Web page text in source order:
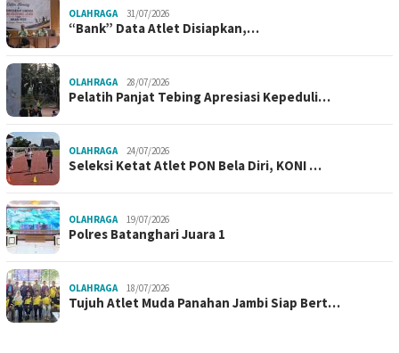
OLAHRAGA 31/07/2026
“Bank” Data Atlet Disiapkan,…
OLAHRAGA 28/07/2026
Pelatih Panjat Tebing Apresiasi Kepeduli…
OLAHRAGA 24/07/2026
Seleksi Ketat Atlet PON Bela Diri, KONI …
OLAHRAGA 19/07/2026
Polres Batanghari Juara 1
OLAHRAGA 18/07/2026
Tujuh Atlet Muda Panahan Jambi Siap Bert…